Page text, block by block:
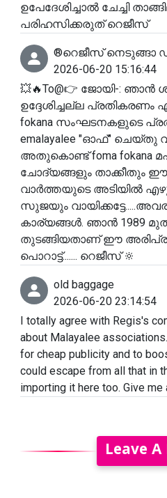
ഉപേദേശിച്ചാൽ ചേച്ചി
പരിഹസിക്കരുത് റെജീസ്
®️റെജീസ് നെടുങ്ങാ ഡ
2026-06-20 15:16:44
💥🔥To@👉 ജോയി-: ഞാൻ
ഉദ്ദേശിച്ചല്ല
fokana സംഘടനകളുടെ
emalayalee "ഓഫ്" ചെയ്തു
അതുകൊണ്ട് foma fokana
ചോദ്യങ്ങളും താക്കീതും
വാർത്തയുടെ അടിയിൽ
സുജയും
കാര്യങ്ങൾ. ഞാൻ 1989
തുടങ്ങിയതാണ് ഈ
പൊറാട്ട്....... റെജീസ് 🔆
old baggage
2026-06-20 23:14:54
I totally agree with Regis's
about Malayalee
for cheap publicity and to
could escape from all that in
importing it here too. Give me
Leave